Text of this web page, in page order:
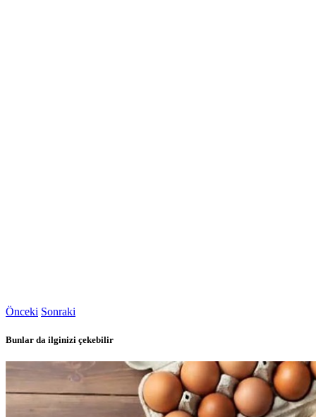
Önceki Sonraki
Bunlar da ilginizi çekebilir